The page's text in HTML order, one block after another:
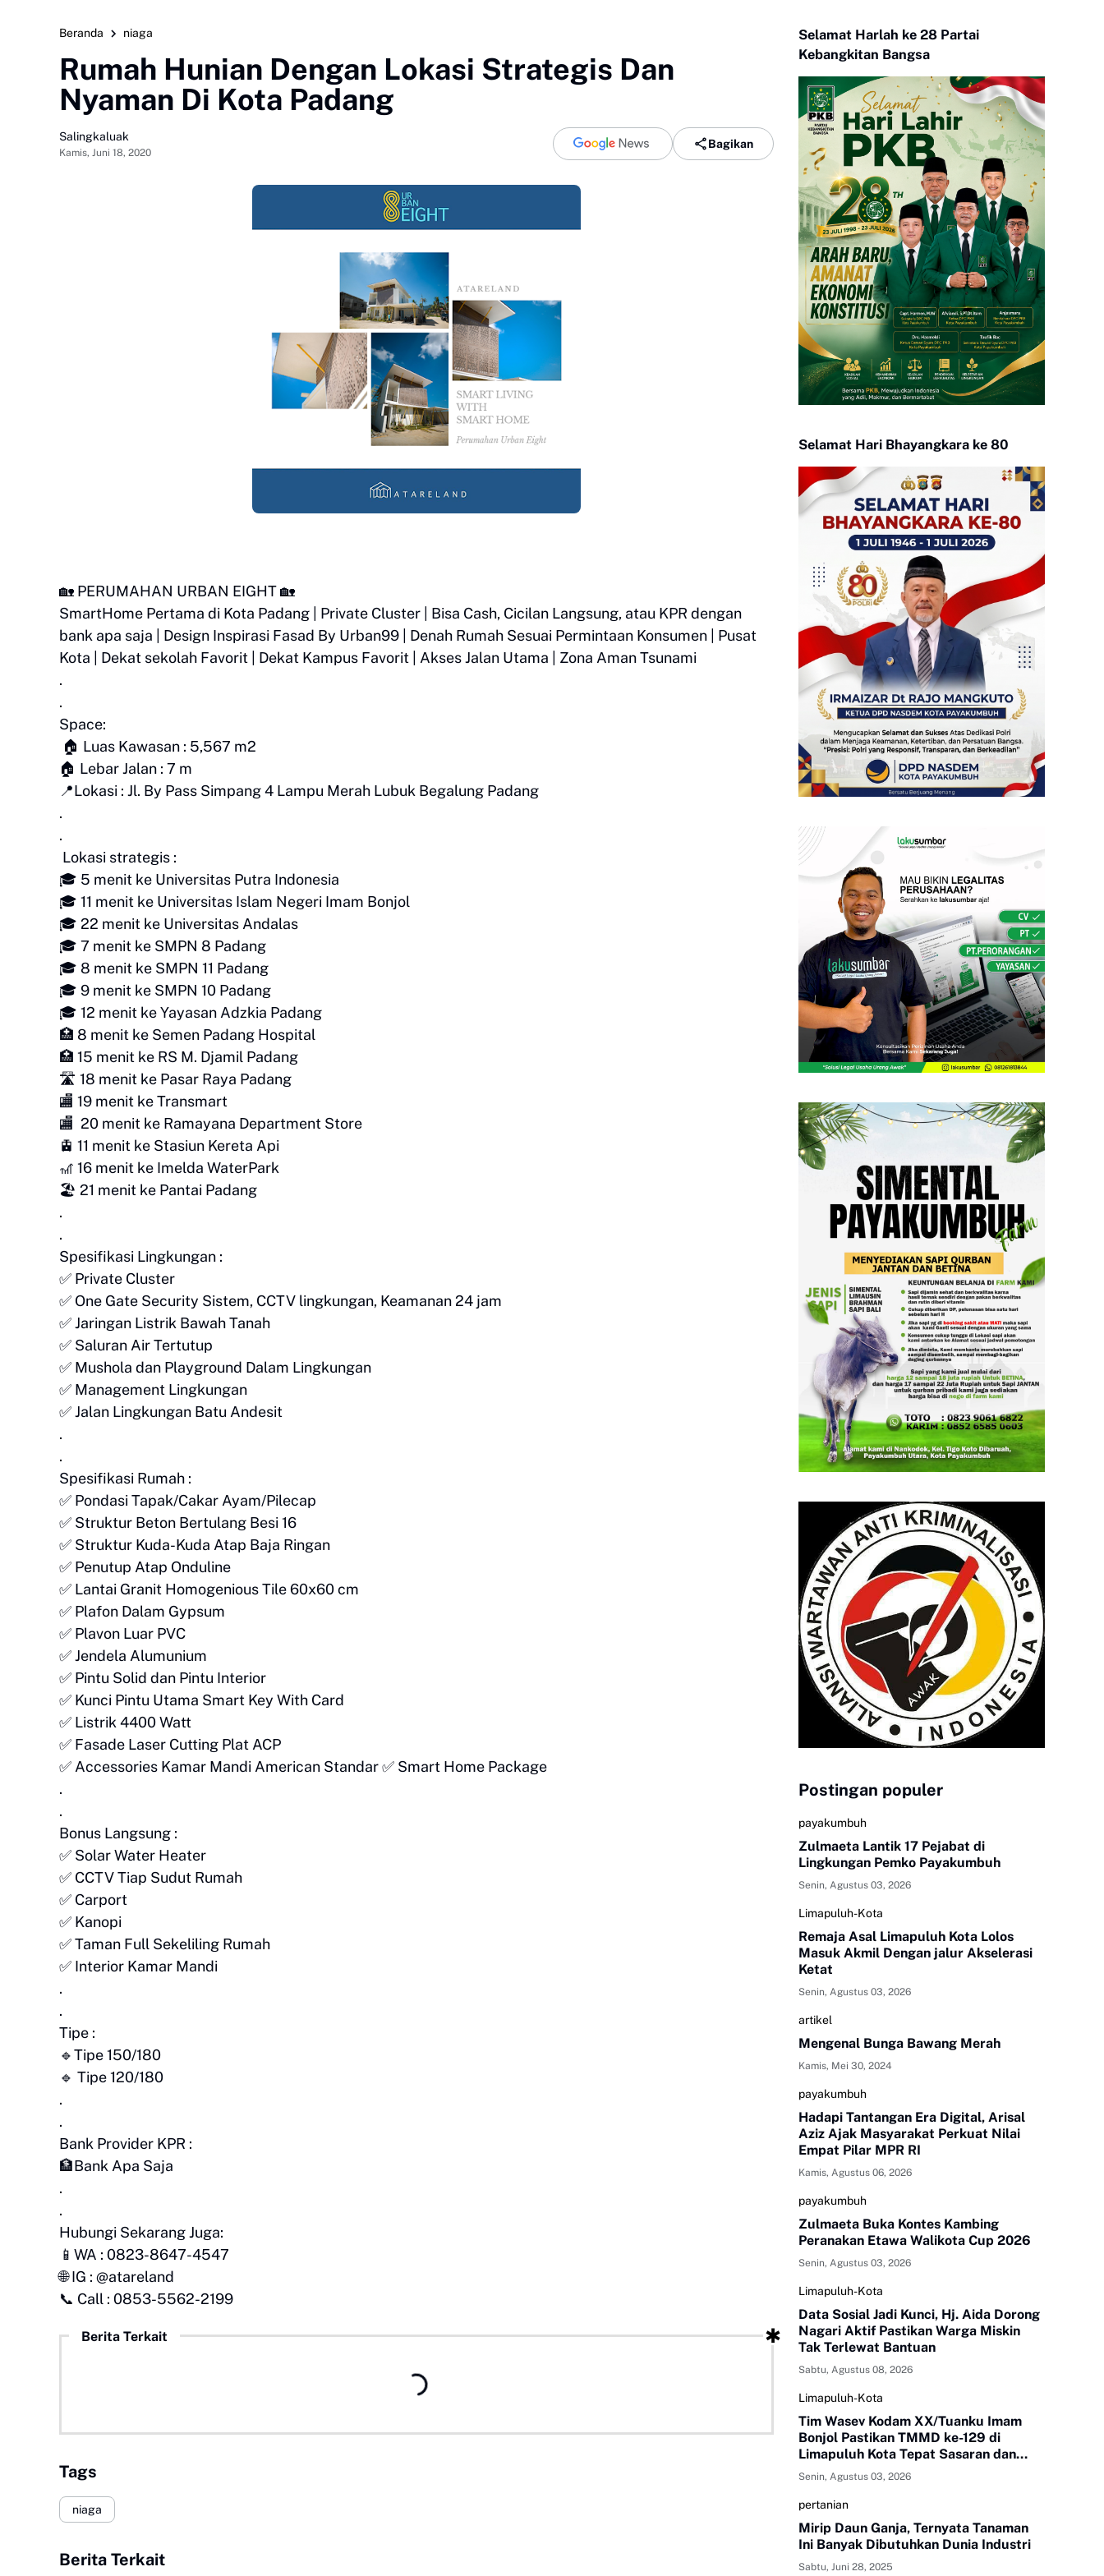
Beranda niaga
Rumah Hunian Dengan Lokasi Strategis Dan
Nyaman Di Kota Padang
Salingkaluak
Kamis, Juni 18, 2020
Bagikan
🏡 PERUMAHAN URBAN EIGHT 🏡
SmartHome Pertama di Kota Padang | Private Cluster | Bisa Cash, Cicilan Langsung, atau KPR dengan
bank apa saja | Design Inspirasi Fasad By Urban99 | Denah Rumah Sesuai Permintaan Konsumen | Pusat
Kota | Dekat sekolah Favorit | Dekat Kampus Favorit | Akses Jalan Utama | Zona Aman Tsunami
.
.
Space:
🏠 Luas Kawasan : 5,567 m2
🏠 Lebar Jalan : 7 m
📍Lokasi : Jl. By Pass Simpang 4 Lampu Merah Lubuk Begalung Padang
.
.
Lokasi strategis :
🎓 5 menit ke Universitas Putra Indonesia
🎓 11 menit ke Universitas Islam Negeri Imam Bonjol
🎓 22 menit ke Universitas Andalas
🎓 7 menit ke SMPN 8 Padang
🎓 8 menit ke SMPN 11 Padang
🎓 9 menit ke SMPN 10 Padang
🎓 12 menit ke Yayasan Adzkia Padang
🏥 8 menit ke Semen Padang Hospital
🏥 15 menit ke RS M. Djamil Padang
🛣 18 menit ke Pasar Raya Padang
🏬 19 menit ke Transmart
🏬 20 menit ke Ramayana Department Store
🚊 11 menit ke Stasiun Kereta Api
🎢 16 menit ke Imelda WaterPark
🏖 21 menit ke Pantai Padang
.
.
Spesifikasi Lingkungan :
✅ Private Cluster
✅ One Gate Security Sistem, CCTV lingkungan, Keamanan 24 jam
✅ Jaringan Listrik Bawah Tanah
✅ Saluran Air Tertutup
✅ Mushola dan Playground Dalam Lingkungan
✅ Management Lingkungan
✅ Jalan Lingkungan Batu Andesit
.
.
Spesifikasi Rumah :
✅ Pondasi Tapak/Cakar Ayam/Pilecap
✅ Struktur Beton Bertulang Besi 16
✅ Struktur Kuda-Kuda Atap Baja Ringan
✅ Penutup Atap Onduline
✅ Lantai Granit Homogenious Tile 60x60 cm
✅ Plafon Dalam Gypsum
✅ Plavon Luar PVC
✅ Jendela Alumunium
✅ Pintu Solid dan Pintu Interior
✅ Kunci Pintu Utama Smart Key With Card
✅ Listrik 4400 Watt
✅ Fasade Laser Cutting Plat ACP
✅ Accessories Kamar Mandi American Standar ✅ Smart Home Package
.
.
Bonus Langsung :
✅ Solar Water Heater
✅ CCTV Tiap Sudut Rumah
✅ Carport
✅ Kanopi
✅ Taman Full Sekeliling Rumah
✅ Interior Kamar Mandi
.
.
Tipe :
🔹Tipe 150/180
🔹 Tipe 120/180
.
.
Bank Provider KPR :
🏦Bank Apa Saja
.
.
Hubungi Sekarang Juga:
📱WA : 0823-8647-4547
🌐 IG : @atareland
📞 Call : 0853-5562-2199
Berita Terkait
Tags
niaga
Berita Terkait
Selamat Harlah ke 28 Partai
Kebangkitan Bangsa
Selamat Hari Bhayangkara ke 80
Postingan populer
payakumbuh
Zulmaeta Lantik 17 Pejabat di
Lingkungan Pemko Payakumbuh
Senin, Agustus 03, 2026
Limapuluh-Kota
Remaja Asal Limapuluh Kota Lolos
Masuk Akmil Dengan jalur Akselerasi
Ketat
Senin, Agustus 03, 2026
artikel
Mengenal Bunga Bawang Merah
Kamis, Mei 30, 2024
payakumbuh
Hadapi Tantangan Era Digital, Arisal
Aziz Ajak Masyarakat Perkuat Nilai
Empat Pilar MPR RI
Kamis, Agustus 06, 2026
payakumbuh
Zulmaeta Buka Kontes Kambing
Peranakan Etawa Walikota Cup 2026
Senin, Agustus 03, 2026
Limapuluh-Kota
Data Sosial Jadi Kunci, Hj. Aida Dorong
Nagari Aktif Pastikan Warga Miskin
Tak Terlewat Bantuan
Sabtu, Agustus 08, 2026
Limapuluh-Kota
Tim Wasev Kodam XX/Tuanku Imam
Bonjol Pastikan TMMD ke-129 di
Limapuluh Kota Tepat Sasaran dan
Berkualitas
Senin, Agustus 03, 2026
pertanian
Mirip Daun Ganja, Ternyata Tanaman
Ini Banyak Dibutuhkan Dunia Industri
Sabtu, Juni 28, 2025